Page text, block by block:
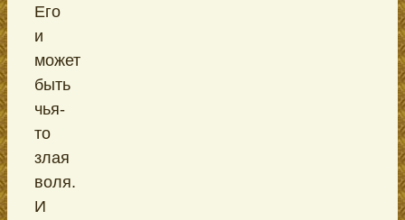
Его
и
может
быть
чья-
то
злая
воля.
И